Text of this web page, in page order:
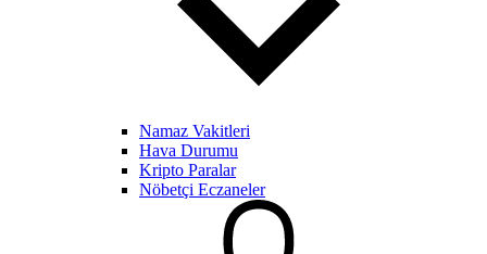
Namaz Vakitleri
Hava Durumu
Kripto Paralar
Nöbetçi Eczaneler